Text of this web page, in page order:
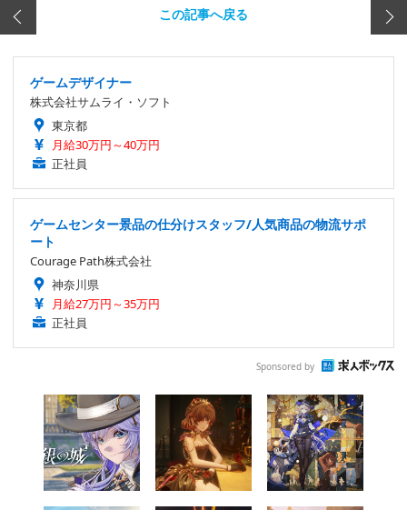
この記事へ戻る
ゲームデザイナー
株式会社サムライ・ソフト
東京都
月給30万円～40万円
正社員
ゲームセンター景品の仕分けスタッフ/人気商品の物流サポ
ート
Courage Path株式会社
神奈川県
月給27万円～35万円
正社員
Sponsored by